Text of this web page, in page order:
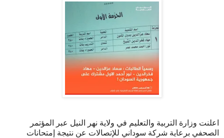
اعلنت وزارة التربية والتعليم في ولاية نهر النيل عبر المؤتمر
الصحفي برعاية شركة سوداني للإتصالات عن نتيجة إمتحانات